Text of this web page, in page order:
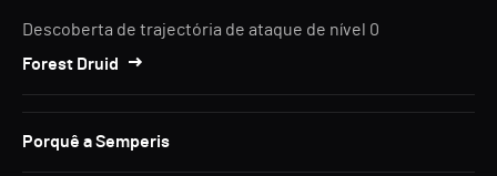
Descoberta de trajectória de ataque de nível 0
Forest Druid
Porquê a Semperis